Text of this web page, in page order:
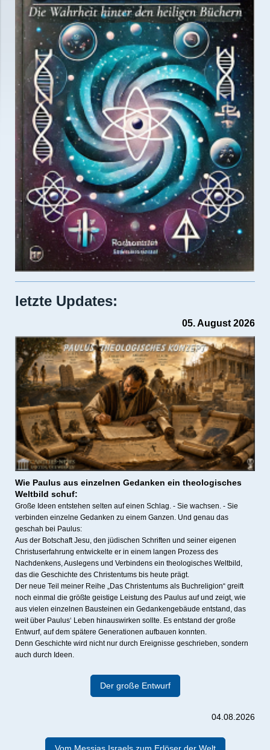
letzte Updates:
05. August 2026
Wie Paulus aus einzelnen Gedanken ein theologisches
Weltbild schuf:
Große Ideen entstehen selten auf einen Schlag. - Sie wachsen. - Sie
verbinden einzelne Gedanken zu einem Ganzen. Und genau das
geschah bei Paulus:
Aus der Botschaft Jesu, den jüdischen Schriften und seiner eigenen
Christuserfahrung entwickelte er in einem langen Prozess des
Nachdenkens, Auslegens und Verbindens ein theologisches Weltbild,
das die Geschichte des Christentums bis heute prägt.
Der neue Teil meiner Reihe „Das Christentums als Buchreligion“ greift
noch einmal die größte geistige Leistung des Paulus auf und zeigt, wie
aus vielen einzelnen Bausteinen ein Gedankengebäude entstand, das
weit über Paulus‘ Leben hinauswirken sollte. Es entstand der große
Entwurf, auf dem spätere Generationen aufbauen konnten.
Denn Geschichte wird nicht nur durch Ereignisse geschrieben, sondern
auch durch Ideen.
Der große Entwurf
04.08.2026
Vom Messias Israels zum Erlöser der Welt